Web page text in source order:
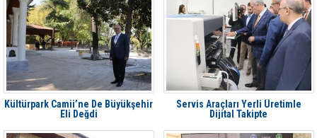
Kültürpark Camii’ne De Büyükşehir
Eli Değdi
Servis Araçları Yerli Üretimle
Dijital Takipte